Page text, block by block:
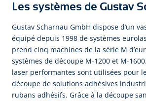
Les systèmes de Gustav
Gus­tav Schar­nau GmbH dis­pose d’un
é­qui­pé de­puis 1998 de sys­tèmes
prend cinq ma­chi­nes de la sé­rie M
sys­tèmes de dé­cou­pe M-1200 et M-
la­ser per­for­man­tes sont u­ti­li­sées pour
dé­cou­pe de so­lu­tions ad­hé­si­ves
ru­bans ad­hé­sifs. Grâce à la dé­cou­pe